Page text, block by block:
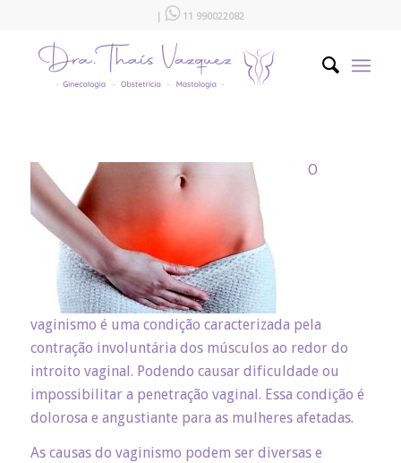
|  11 990022082
O
vaginismo é uma condição caracterizada pela
contração involuntária dos músculos ao redor do
introito vaginal. Podendo causar dificuldade ou
impossibilitar a penetração vaginal. Essa condição é
dolorosa e angustiante para as mulheres afetadas.
As causas do vaginismo podem ser diversas e